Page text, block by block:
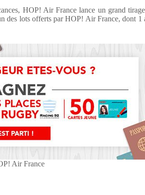
HOP! Air France lance un grand
des lots offerts par HOP! Air France, dont
Air France